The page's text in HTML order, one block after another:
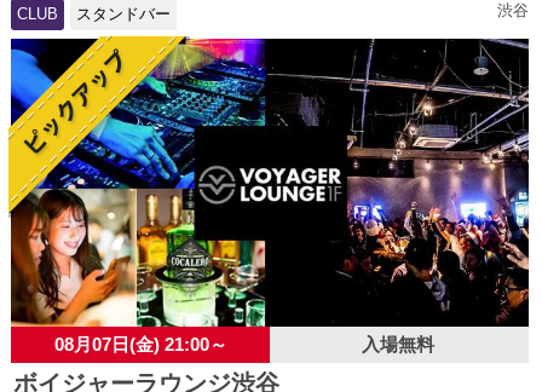
CLUB スタンドバー 渋谷
08月07日(金) 21:00～ 入場無料
ボイジャーラウンジ渋谷